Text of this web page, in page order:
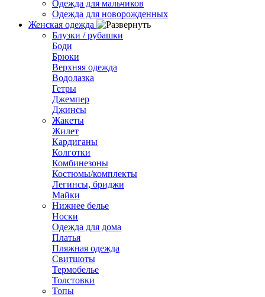
Одежда для мальчиков
Одежда для новорожденных
Женская одежда
Блузки / рубашки
Боди
Брюки
Верхняя одежда
Водолазка
Гетры
Джемпер
Джинсы
Жакеты
Жилет
Кардиганы
Колготки
Комбинезоны
Костюмы/комплекты
Легинсы, бриджи
Майки
Нижнее белье
Носки
Одежда для дома
Платья
Пляжная одежда
Свитшоты
Термобелье
Толстовки
Топы